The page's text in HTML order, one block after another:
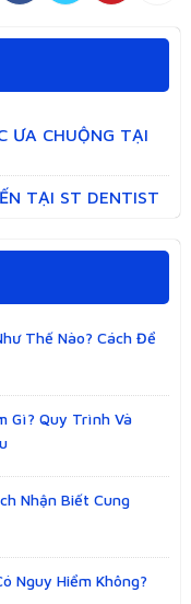
ƯA CHUỘNG TẠI
TẠI ST DENTIST
Thế Nào? Cách Để
Gì? Quy Trình Và
Nhận Biết Cung
Nguy Hiểm Không?